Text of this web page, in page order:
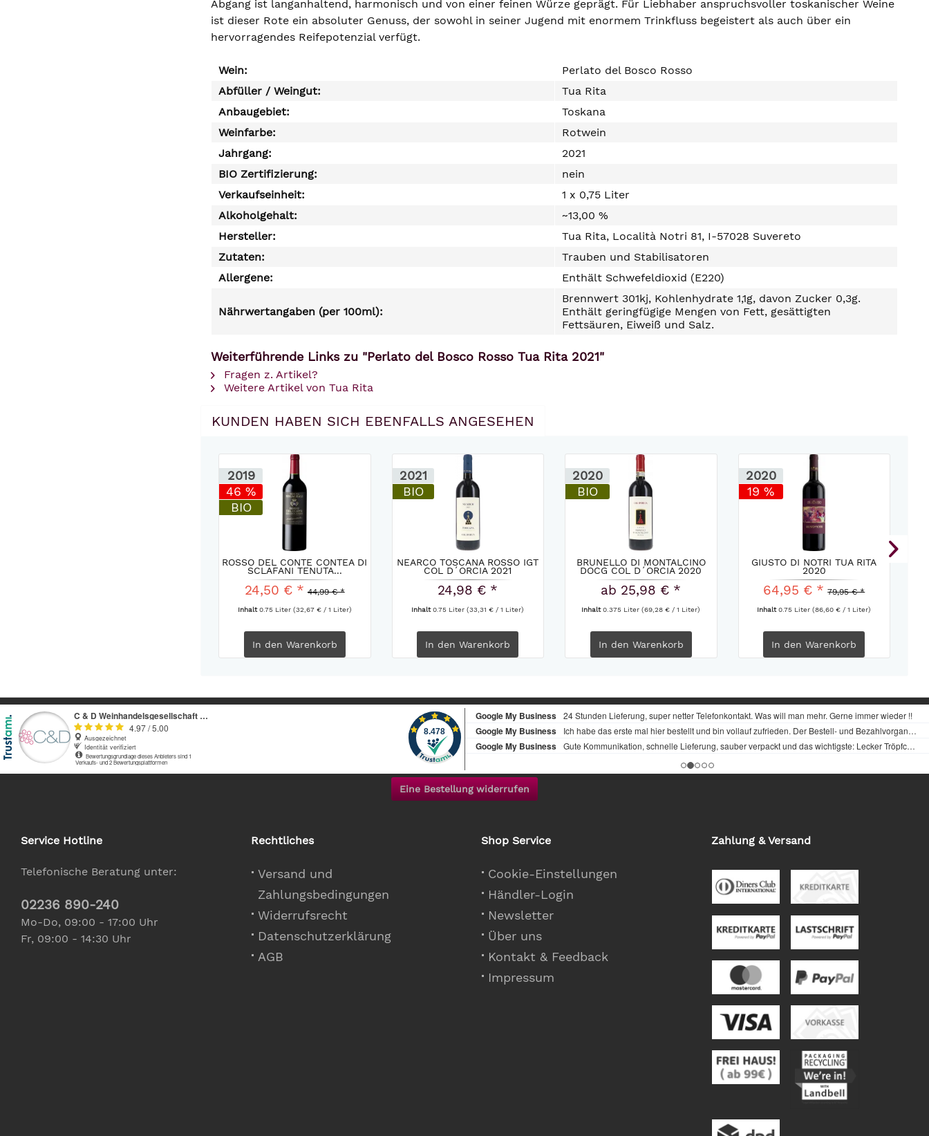
Abgang ist langanhaltend, harmonisch und von einer feinen Würze geprägt. Für Liebhaber anspruchsvoller toskanischer Weine
ist dieser Rote ein absoluter Genuss, der sowohl in seiner Jugend mit enormem Trinkfluss begeistert als auch über ein
hervorragendes Reifepotenzial verfügt.
Wein:
Perlato del Bosco Rosso
Abfüller / Weingut:
Tua Rita
Anbaugebiet:
Toskana
Weinfarbe:
Rotwein
Jahrgang:
2021
BIO Zertifizierung:
nein
Verkaufseinheit:
1 x 0,75 Liter
Alkoholgehalt:
~13,00 %
Hersteller:
Tua Rita, Località Notri 81, I-57028 Suvereto
Zutaten:
Trauben und Stabilisatoren
Allergene:
Enthält Schwefeldioxid (E220)
Nährwertangaben (per 100ml):
Brennwert 301kj, Kohlenhydrate 1,1g, davon Zucker 0,3g.
Enthält geringfügige Mengen von Fett, gesättigten
Fettsäuren, Eiweiß und Salz.
Weiterführende Links zu "Perlato del Bosco Rosso Tua Rita 2021"
Fragen z. Artikel?
Weitere Artikel von Tua Rita
KUNDEN HABEN SICH EBENFALLS ANGESEHEN
2019
46 %
BIO
ROSSO DEL CONTE CONTEA DI
SCLAFANI TENUTA...
24,50 € * 44,99 € *
Inhalt0.75 Liter (32,67 € / 1 Liter)
In den Warenkorb
2021
BIO
NEARCO TOSCANA ROSSO IGT
COL D´ORCIA 2021
24,98 € *
Inhalt0.75 Liter(33,31 € / 1 Liter)
In den Warenkorb
2020
BIO
BRUNELLO DI MONTALCINO
DOCG COL D´ORCIA 2020
ab 25,98 € *
Inhalt0.375 Liter(69,28 € / 1 Liter)
In den Warenkorb
2020
19 %
GIUSTO DI NOTRI TUA RITA
2020
64,95 € * 79,95 € *
Inhalt0.75 Liter(86,60 € / 1 Liter)
In den Warenkorb
Eine Bestellung widerrufen
Service Hotline
Telefonische Beratung unter:
02236 890-240
Mo-Do, 09:00 - 17:00 Uhr
Fr, 09:00 - 14:30 Uhr
Rechtliches
Versand und
Zahlungsbedingungen
Widerrufsrecht
Datenschutzerklärung
AGB
Shop Service
Cookie-Einstellungen
Händler-Login
Newsletter
Über uns
Kontakt & Feedback
Impressum
Zahlung & Versand